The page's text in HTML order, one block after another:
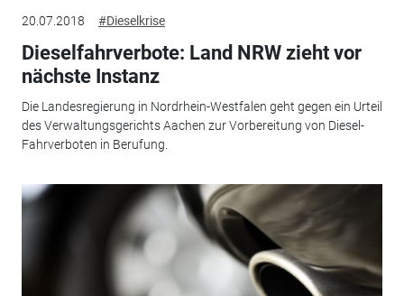
20.07.2018 #Dieselkrise
Dieselfahrverbote: Land NRW zieht vor
nächste Instanz
Die Landesregierung in Nordrhein-Westfalen geht gegen ein Urteil
des Verwaltungsgerichts Aachen zur Vorbereitung von Diesel-
Fahrverboten in Berufung.